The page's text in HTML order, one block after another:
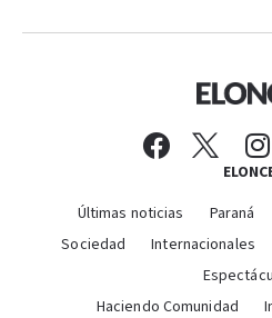
Últimas noticias Paraná
Sociedad
Internacionales
Haciendo Comunidad